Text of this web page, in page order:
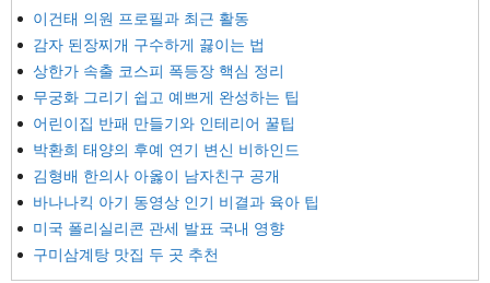
이건태 의원 프로필과 최근 활동
감자 된장찌개 구수하게 끓이는 법
상한가 속출 코스피 폭등장 핵심 정리
무궁화 그리기 쉽고 예쁘게 완성하는 팁
어린이집 반패 만들기와 인테리어 꿀팁
박환희 태양의 후예 연기 변신 비하인드
김형배 한의사 아옳이 남자친구 공개
바나나킥 아기 동영상 인기 비결과 육아 팁
미국 폴리실리콘 관세 발표 국내 영향
구미삼계탕 맛집 두 곳 추천